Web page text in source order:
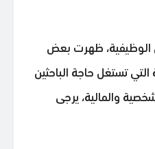
الوظيفية، ظهرت بعض
تستغل حاجة الباحثين
والمالية، يرجى